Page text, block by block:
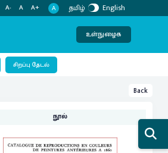
A- A A+ A தமிழ் English
உள்நுழைக
சிறப்பு தேடல்
Back
நூல்